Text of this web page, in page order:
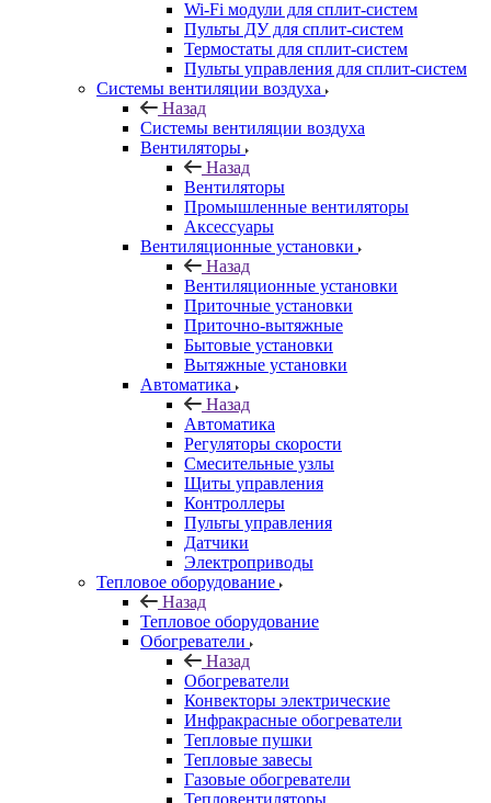
Wi-Fi модули для сплит-систем
Пульты ДУ для сплит-систем
Термостаты для сплит-систем
Пульты управления для сплит-систем
Системы вентиляции воздуха
Назад
Системы вентиляции воздуха
Вентиляторы
Назад
Вентиляторы
Промышленные вентиляторы
Аксессуары
Вентиляционные установки
Назад
Вентиляционные установки
Приточные установки
Приточно-вытяжные
Бытовые установки
Вытяжные установки
Автоматика
Назад
Автоматика
Регуляторы скорости
Смесительные узлы
Щиты управления
Контроллеры
Пульты управления
Датчики
Электроприводы
Тепловое оборудование
Назад
Тепловое оборудование
Обогреватели
Назад
Обогреватели
Конвекторы электрические
Инфракрасные обогреватели
Тепловые пушки
Тепловые завесы
Газовые обогреватели
Тепловентиляторы